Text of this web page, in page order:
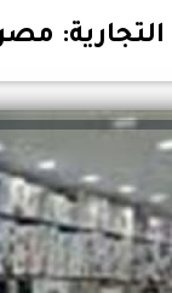
التجارية: